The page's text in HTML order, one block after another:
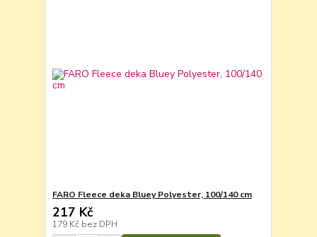
FARO Fleece deka Bluey Polyester, 100/140 cm
217 Kč
179 Kč bez DPH